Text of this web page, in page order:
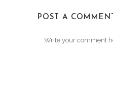
POST A COMMENT